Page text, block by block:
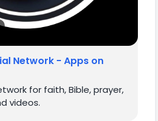
Psaní komentářů je
kurzor drží na správném místě.
Vylaďujeme aplikaci k
zážitek.
Network - Apps on
for faith, Bible, prayer,
videos.